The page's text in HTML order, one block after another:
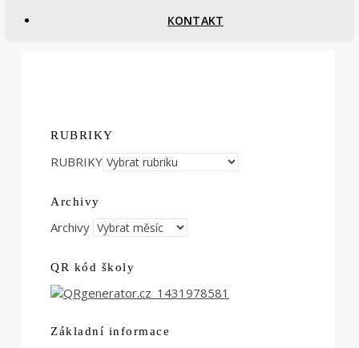
KONTAKT
RUBRIKY
RUBRIKY
Archivy
Archivy
QR kód školy
Základní informace